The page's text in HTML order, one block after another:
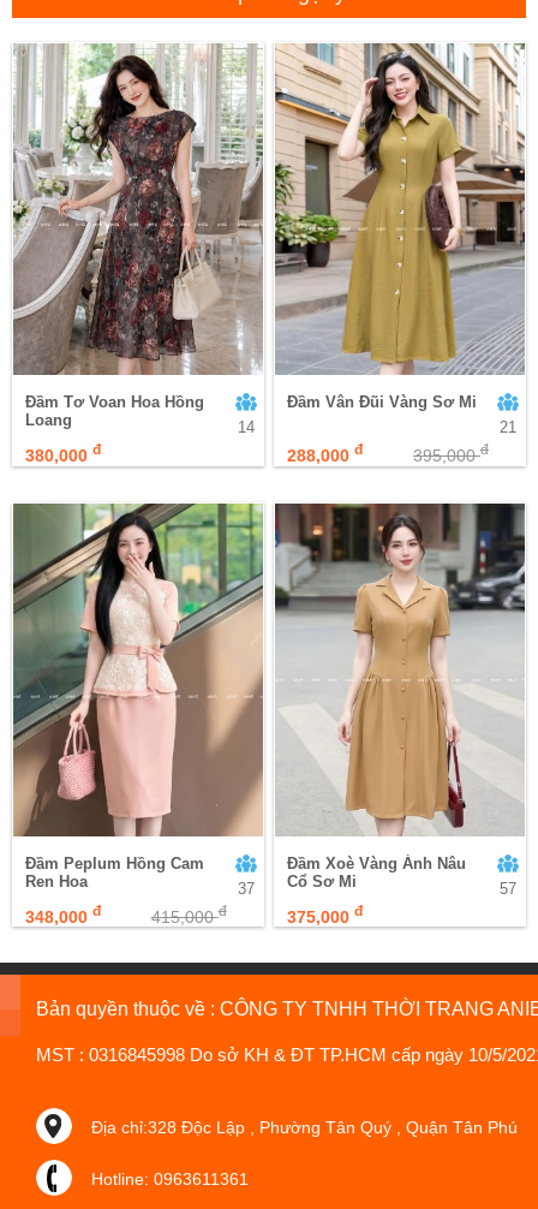
Đầm Tơ Voan Hoa Hồng
Loang
380,000đ
14
Đầm Vân Đũi Vàng Sơ Mi
288,000đ 395,000đ
21
Đầm Peplum Hồng Cam
Ren Hoa
348,000đ 415,000đ
37
Đầm Xoè Vàng Ánh Nâu
Cổ Sơ Mi
375,000đ
57
Bản quyền thuộc về : CÔNG TY TNHH THỜI TRANG
MST : 0316845998 Do sở KH & ĐT TP.HCM cấp ngày 10/5/
Địa chỉ:328 Độc Lập , Phường Tân Quý , Quận Tân Phú
Hotline: 0963611361